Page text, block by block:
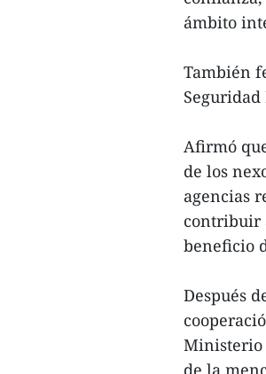
ámbito
También
Afirmó
de los
agencias
contribuir
beneficio
Después
Ministerio
de la